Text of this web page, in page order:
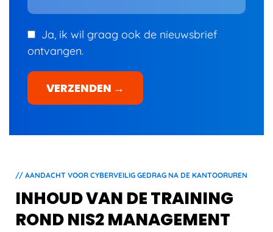
Ja, ik wil graag ook de nieuwsbrief
ontvangen.
VERZENDEN →
// AANDACHT VOOR CYBERVEILIG GEDRAG NA DE KANTOORUREN
INHOUD VAN DE TRAINING
ROND NIS2 MANAGEMENT